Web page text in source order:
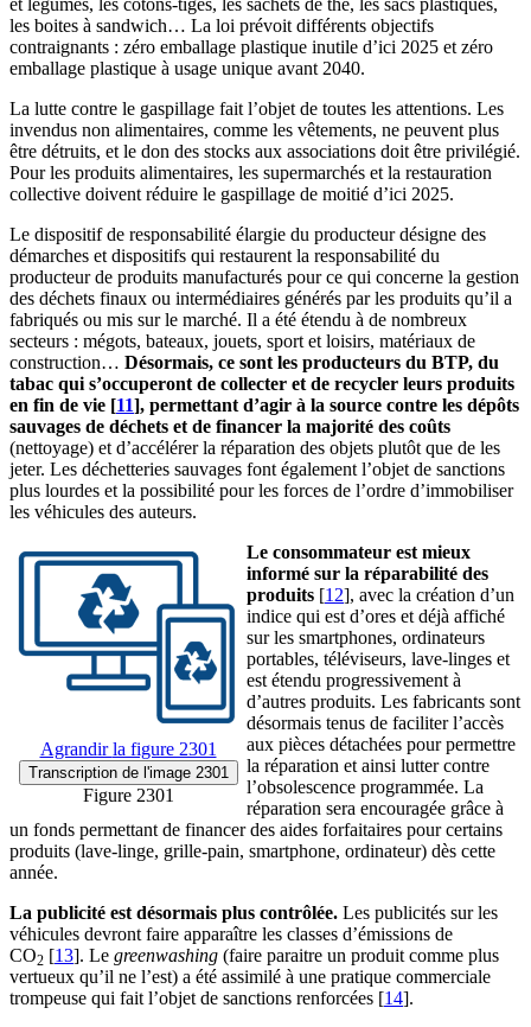
et légumes, les cotons-tiges, les sachets de thé, les sacs plastiques,
les boites à sandwich… La loi prévoit différents objectifs
contraignants : zéro emballage plastique inutile d’ici 2025 et zéro
emballage plastique à usage unique avant 2040.
La lutte contre le gaspillage fait l’objet de toutes les attentions. Les
invendus non alimentaires, comme les vêtements, ne peuvent plus
être détruits, et le don des stocks aux associations doit être privilégié.
Pour les produits alimentaires, les supermarchés et la restauration
collective doivent réduire le gaspillage de moitié d’ici 2025.
Le dispositif de responsabilité élargie du producteur désigne des
démarches et dispositifs qui restaurent la responsabilité du
producteur de produits manufacturés pour ce qui concerne la gestion
des déchets finaux ou intermédiaires générés par les produits qu’il a
fabriqués ou mis sur le marché. Il a été étendu à de nombreux
secteurs : mégots, bateaux, jouets, sport et loisirs, matériaux de
construction… Désormais, ce sont les producteurs du BTP, du
tabac qui s’occuperont de collecter et de recycler leurs produits
en fin de vie [11], permettant d’agir à la source contre les dépôts
sauvages de déchets et de financer la majorité des coûts
(nettoyage) et d’accélérer la réparation des objets plutôt que de les
jeter. Les déchetteries sauvages font également l’objet de sanctions
plus lourdes et la possibilité pour les forces de l’ordre d’immobiliser
les véhicules des auteurs.
Agrandirla figure 2301
Transcription de l'image 2301
Figure 2301
Le consommateur est mieux
informé sur la réparabilité des
produits [12], avec la création d’un
indice qui est d’ores et déjà affiché
sur les smartphones, ordinateurs
portables, téléviseurs, lave-linges et
est étendu progressivement à
d’autres produits. Les fabricants sont
désormais tenus de faciliter l’accès
aux pièces détachées pour permettre
la réparation et ainsi lutter contre
l’obsolescence programmée. La
réparation sera encouragée grâce à
un fonds permettant de financer des aides forfaitaires pour certains
produits (lave-linge, grille-pain, smartphone, ordinateur) dès cette
année.
La publicité est désormais plus contrôlée. Les publicités sur les
véhicules devront faire apparaître les classes d’émissions de
CO2 [13]. Le greenwashing (faire paraitre un produit comme plus
vertueux qu’il ne l’est) a été assimilé à une pratique commerciale
trompeuse qui fait l’objet de sanctions renforcées [14].